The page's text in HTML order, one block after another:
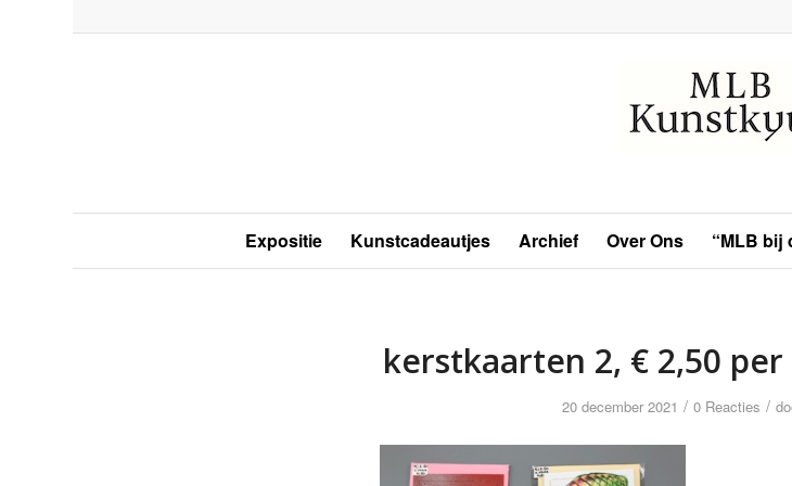
Expositie Kunstcadeautjes Archief Over Ons “MLB bij
kerstkaarten 2, € 2,50
20 december 2021 / 0 Reacties /